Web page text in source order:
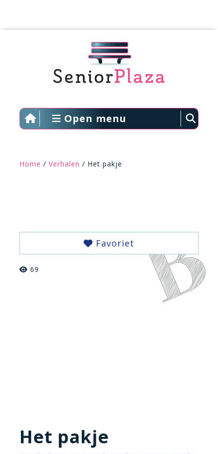
Open menu
Home / Verhalen / Het pakje
Favoriet
69
Het pakje